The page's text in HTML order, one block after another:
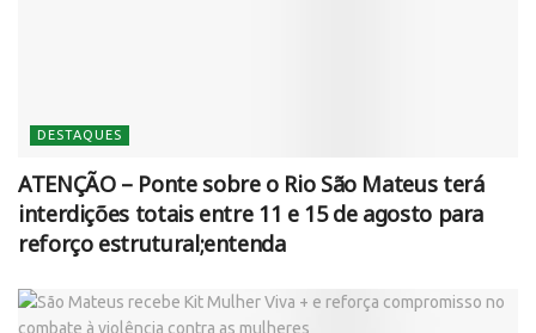
DESTAQUES
ATENÇÃO – Ponte sobre o Rio São Mateus terá
interdições totais entre 11 e 15 de agosto para
reforço estrutural;entenda